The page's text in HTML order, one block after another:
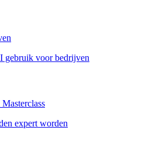
gebruik voor bedrijven
expert worden